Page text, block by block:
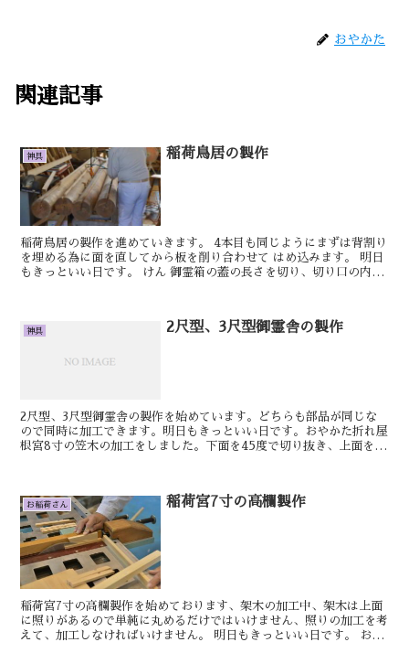
おやかた
関連記事
神具 稲荷鳥居の製作
稲荷鳥居の製作を進めていきます。 4本目も同じようにまずは背割り
を埋める為に面を直してから板を削り合わせて はめ込みます。 明日
もきっといい日です。 けん 御霊箱の蓋の長さを切り、切り口の内側
神具 2尺型、3尺型御霊舎の製作
2尺型、3尺型御霊舎の製作を始めています。どちらも部品が同じな
ので同時に加工できます。明日もきっといい日です。おやかた折れ屋
根宮8寸の笠木の加工をしました。下面を45度で切り抜き、上面を14
お稲荷さん 稲荷宮7寸の高欄製作
稲荷宮7寸の高欄製作を始めております、架木の加工中、架木は上面
に照りがあるので単純に丸めるだけではいけません、照りの加工を考
えて、加工しなければいけません。 明日もきっといい日です。 おや